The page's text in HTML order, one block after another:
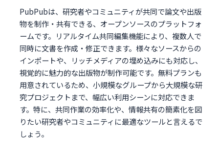
PubPubは、研究者やコミュニティが共同で論文や出版
物を制作・共有できる、オープンソースのプラットフォ
ームです。リアルタイム共同編集機能により、複数人で
同時に文書を作成・修正できます。様々なソースからの
インポートや、リッチメディアの埋め込みにも対応し、
視覚的に魅力的な出版物が制作可能です。無料プランも
用意されているため、小規模なグループから大規模な研
究プロジェクトまで、幅広い利用シーンに対応できま
す。特に、共同作業の効率化や、情報共有の簡素化を図
りたい研究者やコミュニティに最適なツールと言えるで
しょう。